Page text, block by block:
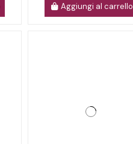
Aggiungi al carrello